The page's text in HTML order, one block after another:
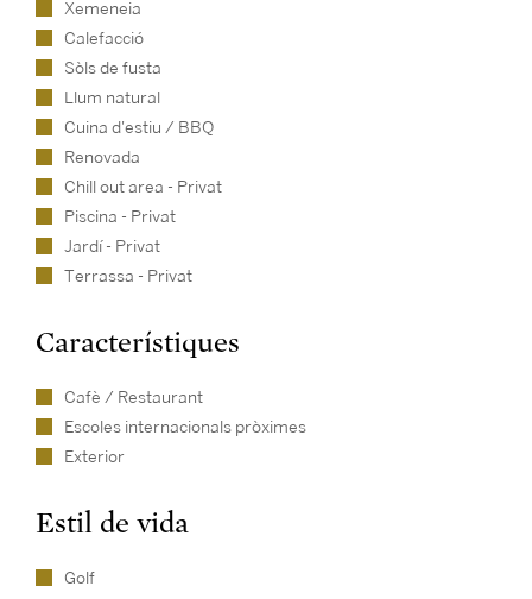
Xemeneia
Calefacció
Sòls de fusta
Llum natural
Cuina d'estiu / BBQ
Renovada
Chill out area - Privat
Piscina - Privat
Jardí - Privat
Terrassa - Privat
Característiques
Cafè / Restaurant
Escoles internacionals pròximes
Exterior
Estil de vida
Golf